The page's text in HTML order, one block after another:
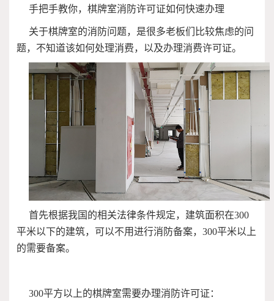
手把手教你，棋牌室消防许可证如何快速办理
关于棋牌室的消防问题，是很多老板们比较焦虑的问
题，不知道该如何处理消费，以及办理消费许可证。
首先根据我国的相关法律条件规定，建筑面积在300
平米以下的建筑，可以不用进行消防备案，300平米以上
的需要备案。
300平方以上的棋牌室需要办理消防许可证：